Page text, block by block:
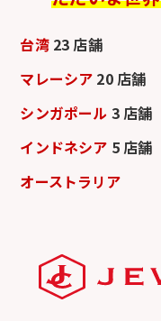
台湾 23 店舗
マレーシア 20 店舗
シンガポール 3 店舗
インドネシア 5 店舗
オーストラリア